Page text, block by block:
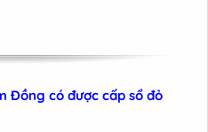
Đồng có được cấp sổ đỏ